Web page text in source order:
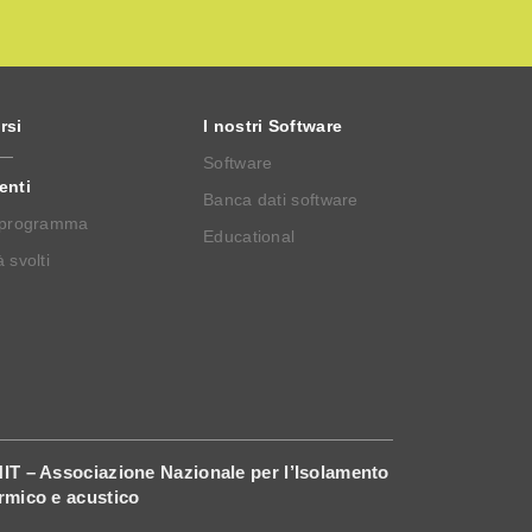
svolti
I nostri Software
Software
Banca dati software
Educational
– Associazione Nazionale per l’Isolamento
e acustico